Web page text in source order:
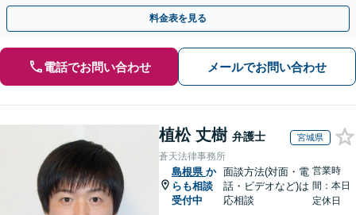
決に導いた実績あり。まずはお気軽にご相談ください
料金表を見る
電話でお問い合わせ メールでお問い合わせ
植松 丈樹 弁護士 宮城県
蒼天法律事務所
島根県 か
らも相談
受付中
面談方法(対面・電
話・ビデオなど)は
応相談
営業時
間：本日
定休日